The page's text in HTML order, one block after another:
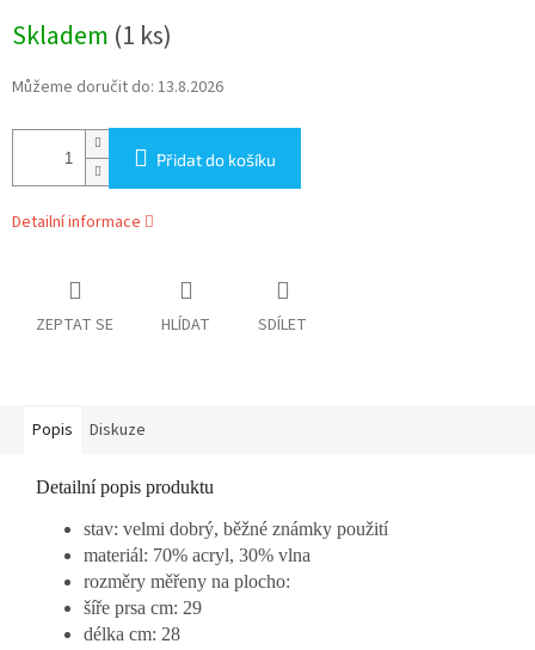
cena:
Skladem (1 ks)
Můžeme doručit do: 13.8.2026
Přidat do košíku
Detailní informace
ZEPTAT SE HLÍDAT SDÍLET
Popis Diskuze
Detailní popis produktu
stav: velmi dobrý, běžné známky použití
materiál: 70% acryl, 30% vlna
rozměry měřeny na plocho:
šíře prsa cm: 29
délka cm: 28